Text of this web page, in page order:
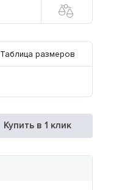
Таблица размеров
Купить в 1 клик